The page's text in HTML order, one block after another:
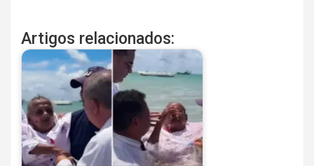
Artigos relacionados: